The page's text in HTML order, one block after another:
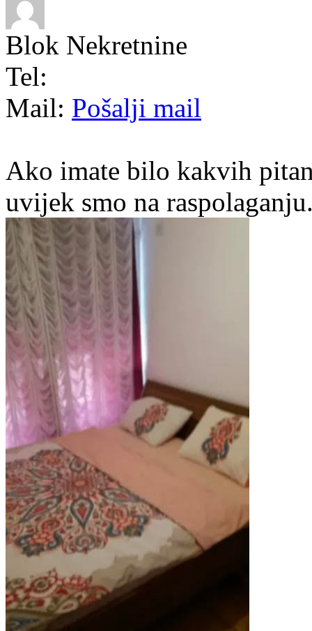
Blok Nekretnine
Tel:
Mail: Pošalji mail
Ako imate bilo kakvih
uvijek smo na